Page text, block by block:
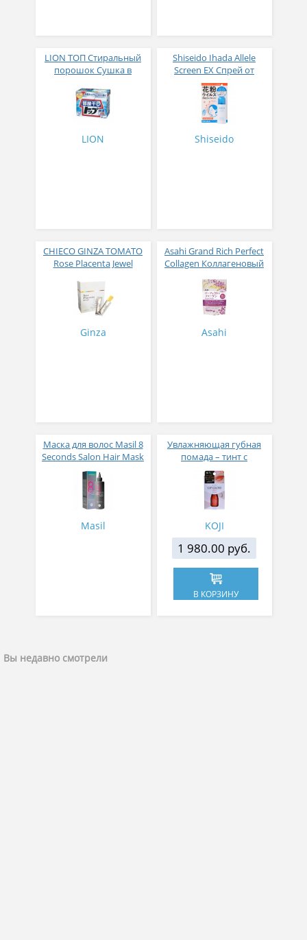
LION ТОП Стиральный
порошок Сушка в
гр
LION
Shiseido Ihada Allele
Screen EX Спрей от
вирусов и аллергий 50
гр
Shiseido
CHIECO GINZA TOMATO
Rose Placenta Jewel
в желе № 30
Ginza
Asahi Grand Rich Perfect
Collagen Коллагеновый
плацентой и
изофлавонами сои 228
гр
Asahi
Маска для волос Masil 8
Seconds Salon Hair Mask
200 мл
Masil
Увлажняющая губная
помада – тинт с
аппликатором KOJI,
Красно-оранжевый
KOJI
1 980.00 руб.
В КОРЗИНУ
Вы недавно смотрели